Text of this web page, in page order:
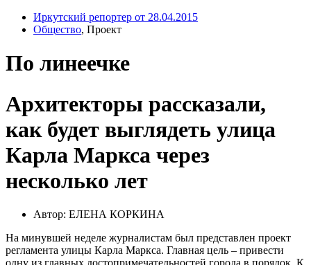
Иркутский репортер от 28.04.2015
Общество, Проект
По линеечке
Архитекторы рассказали,
как будет выглядеть улица
Карла Маркса через
несколько лет
Автор: ЕЛЕНА КОРКИНА
На минувшей неделе журналистам был представлен проект
регламента улицы Карла Маркса. Главная цель – привести